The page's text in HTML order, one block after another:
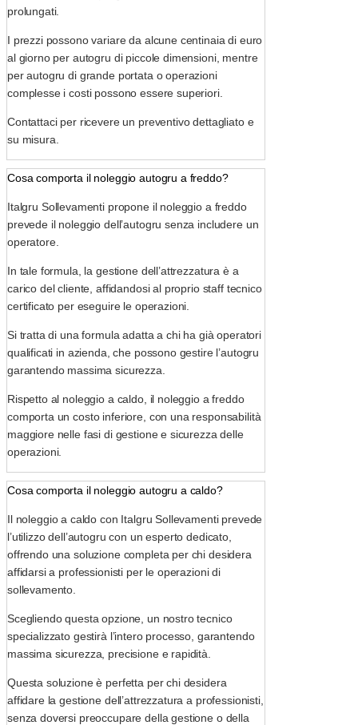
prolungati.
I prezzi possono variare da alcune centinaia di euro
al giorno per autogru di piccole dimensioni, mentre
per autogru di grande portata o operazioni
complesse i costi possono essere superiori.
Contattaci per ricevere un preventivo dettagliato e
su misura.
Cosa comporta il noleggio autogru a freddo?
Italgru Sollevamenti propone il noleggio a freddo
prevede il noleggio dell’autogru senza includere un
operatore.
In tale formula, la gestione dell’attrezzatura è a
carico del cliente, affidandosi al proprio staff tecnico
certificato per eseguire le operazioni.
Si tratta di una formula adatta a chi ha già operatori
qualificati in azienda, che possono gestire l’autogru
garantendo massima sicurezza.
Rispetto al noleggio a caldo, il noleggio a freddo
comporta un costo inferiore, con una responsabilità
maggiore nelle fasi di gestione e sicurezza delle
operazioni.
Cosa comporta il noleggio autogru a caldo?
Il noleggio a caldo con Italgru Sollevamenti prevede
l’utilizzo dell’autogru con un esperto dedicato,
offrendo una soluzione completa per chi desidera
affidarsi a professionisti per le operazioni di
sollevamento.
Scegliendo questa opzione, un nostro tecnico
specializzato gestirà l’intero processo, garantendo
massima sicurezza, precisione e rapidità.
Questa soluzione è perfetta per chi desidera
affidare la gestione dell’attrezzatura a professionisti,
senza doversi preoccupare della gestione o della